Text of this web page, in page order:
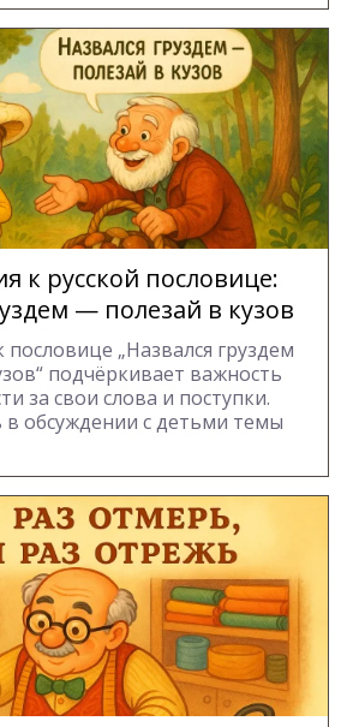
к русской пословице:
— полезай в кузов
„Назвался груздем
подчёркивает важность
за свои слова и поступки.
обсуждении с детьми темы